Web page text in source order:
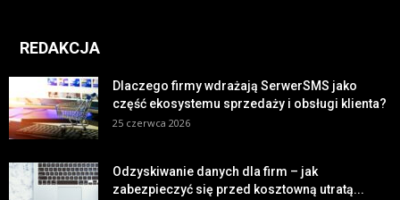
REDAKCJA
Dlaczego firmy wdrażają SerwerSMS jako
część ekosystemu sprzedaży i obsługi klienta?
25 czerwca 2026
Odzyskiwanie danych dla firm – jak
zabezpieczyć się przed kosztowną utratą...